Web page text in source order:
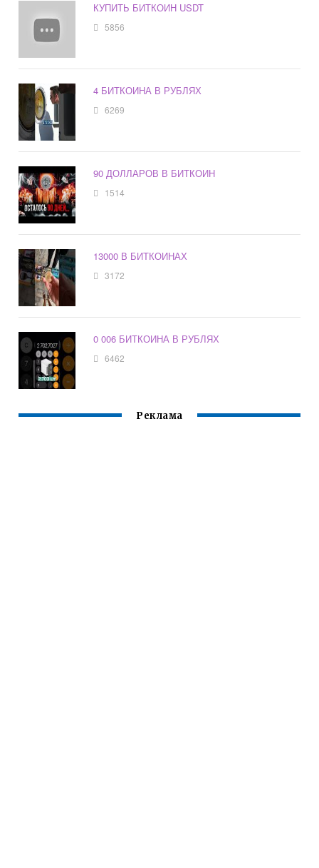
КУПИТЬ БИТКОИН USDT
5856
4 БИТКОИНА В РУБЛЯХ
6269
90 ДОЛЛАРОВ В БИТКОИН
1514
13000 В БИТКОИНАХ
3172
0 006 БИТКОИНА В РУБЛЯХ
6462
Реклама